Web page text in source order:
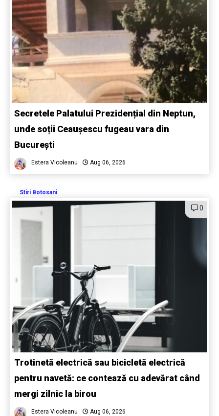
Secretele Palatului Prezidențial din Neptun,
unde soții Ceaușescu fugeau vara din
București
Estera Vicoleanu Aug 06, 2026
Stiri Botosani
0
Trotinetă electrică sau bicicletă electrică
pentru navetă: ce contează cu adevărat când
mergi zilnic la birou
Estera Vicoleanu Aug 06, 2026